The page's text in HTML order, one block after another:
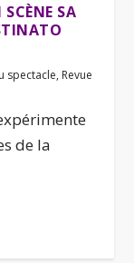
SA
spectacle, Revue
de la